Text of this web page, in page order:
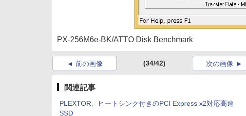
PX-256M6e-BK/ATTO Disk Benchmark
前の画像 (34/42) 次の画像
関連記事
PLEXTOR、ヒートシンク付きのPCI Express x2対応高速
SSD